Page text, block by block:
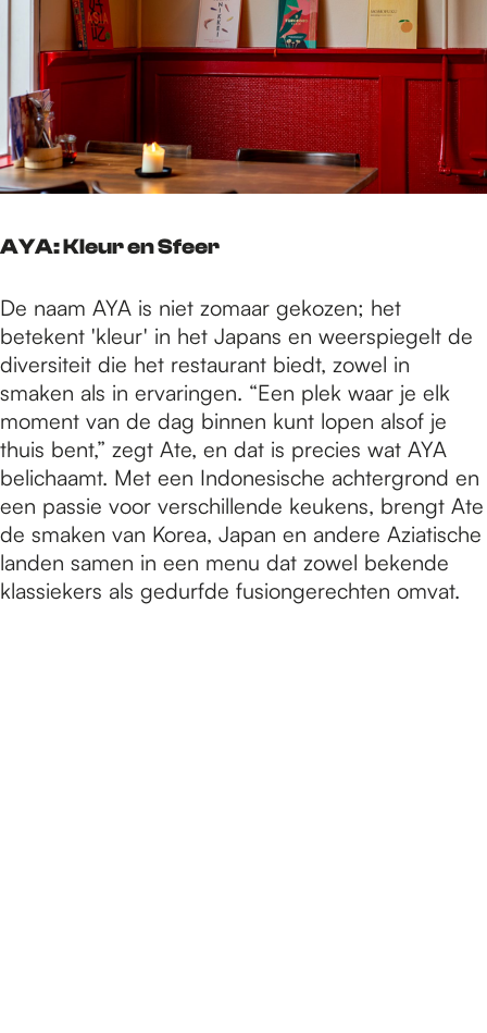
AYA: Kleur en Sfeer
De naam AYA is niet zomaar gekozen; het
betekent 'kleur' in het Japans en weerspiegelt de
diversiteit die het restaurant biedt, zowel in
smaken als in ervaringen. “Een plek waar je elk
moment van de dag binnen kunt lopen alsof je
thuis bent,” zegt Ate, en dat is precies wat AYA
belichaamt. Met een Indonesische achtergrond en
een passie voor verschillende keukens, brengt Ate
de smaken van Korea, Japan en andere Aziatische
landen samen in een menu dat zowel bekende
klassiekers als gedurfde fusiongerechten omvat.